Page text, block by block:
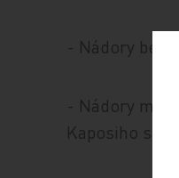
- Nádory
- Nádory
Kaposiho